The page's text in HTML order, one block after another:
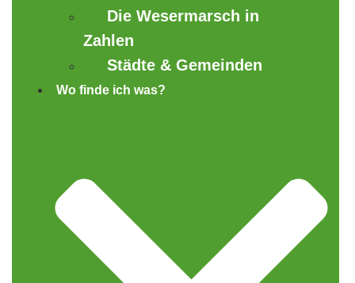
Die Wesermarsch in
Zahlen
Städte & Gemeinden
Wo finde ich was?